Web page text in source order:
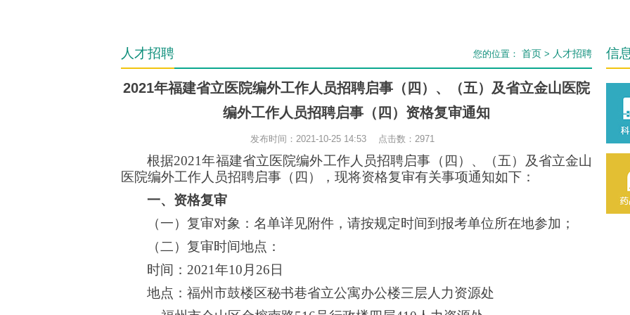
人才招聘 您的位置： 首页 > 人才招聘
2021年福建省立医院编外工作人员招聘启事（四）、（五）及省立金山医院
编外工作人员招聘启事（四）资格复审通知
发布时间：2021-10-25 14:53 点击数： 2971
根据2021年福建省立医院编外工作人员招聘启事（ 四 ）、 （五）及省立金山
医院编外工作人员招聘启事（ 四 ），现将资格复审有关事项通知如下：
一、资格复审
（一）复审对象：名单详见附件 ，请按规定时间到报考单位所在地参加；
（二）复审时间地点：
时间： 2021年10 月 26 日
地点：福州市鼓楼区秘书巷省立公寓办公楼三层人力资源处
信